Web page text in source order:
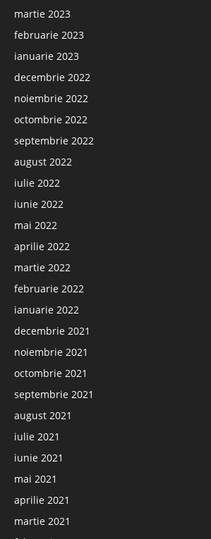
martie 2023
februarie 2023
ianuarie 2023
decembrie 2022
noiembrie 2022
octombrie 2022
septembrie 2022
august 2022
iulie 2022
iunie 2022
mai 2022
aprilie 2022
martie 2022
februarie 2022
ianuarie 2022
decembrie 2021
noiembrie 2021
octombrie 2021
septembrie 2021
august 2021
iulie 2021
iunie 2021
mai 2021
aprilie 2021
martie 2021